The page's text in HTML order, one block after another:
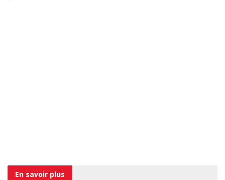
En savoir plus